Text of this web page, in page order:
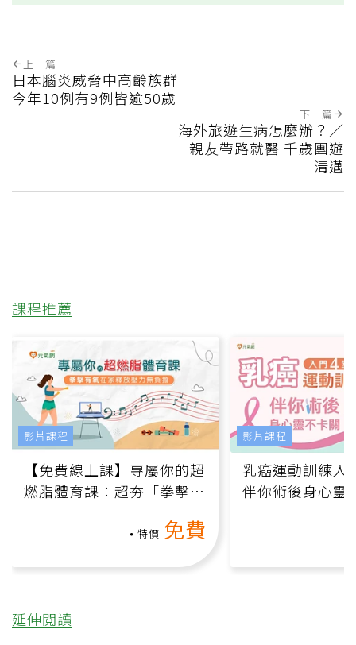
上一篇
日本腦炎威脅中高齡族群
今年10例有9例皆逾50歲
下一篇
海外旅遊生病怎麼辦？／
親友帶路就醫 千歲團遊
清邁
課程推薦
【免費線上課】專屬你的超
燃脂體育課：超夯「拳擊有
特價 免費
影片課程
乳癌運動訓練入
伴你術後身心靈
影片課程
延伸閱讀